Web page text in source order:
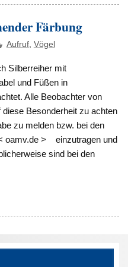
Färbung
Aufruf, Vögel
Silberreiher mit
und Füßen in
Alle Beobachter von
Besonderheit zu achten
zu melden bzw. bei den
> einzutragen und
sind bei den